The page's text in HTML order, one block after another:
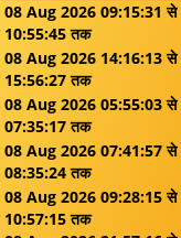
08 Aug 2026 09:15:31
10:55:45 तक
08 Aug 2026 14:16:13
15:56:27 तक
08 Aug 2026 05:55:03
07:35:17 तक
08 Aug 2026 07:41:57
08:35:24 तक
08 Aug 2026 09:28:15
10:57:15 तक